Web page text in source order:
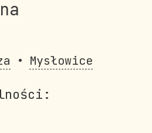
Mysłowice